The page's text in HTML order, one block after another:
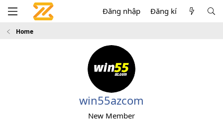
Đăng nhập Đăng kí
Home
win55azcom
New Member